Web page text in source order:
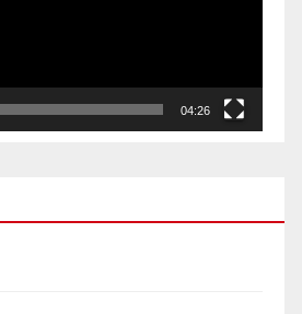
04:26